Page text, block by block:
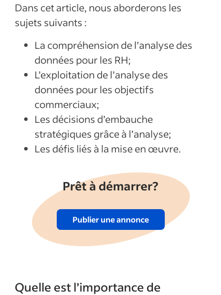
Dans cet article, nous aborderons les
sujets suivants :
La compréhension de l’analyse des
données pour les RH;
L’exploitation de l’analyse des
données pour les objectifs
commerciaux;
Les décisions d’embauche
stratégiques grâce à l’analyse;
Les défis liés à la mise en œuvre.
Prêt à démarrer?
Publier une annonce
Quelle est l’importance de